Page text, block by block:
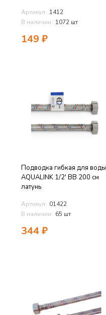
Артикул: 1412
В наличии: 1072 шт
149 ₽
Подводка гибкая для воды
AQUALINK 1/2' ВВ 200 см
латунь
Артикул: 01422
В наличии: 65 шт
344₽